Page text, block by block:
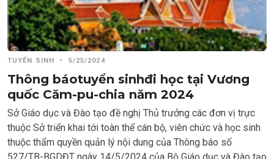
TUYỂN SINH • 5/25/2024
Thông báotuyển sinhđi học tại Vương
quốc Căm-pu-chia năm 2024
Sở Giáo dục và Đào tạo đề nghị Thủ trưởng các đơn vị trực
thuộc Sở triển khai tới toàn thể cán bộ, viên chức và học sinh
thuộc thẩm quyền quản lý nội dung của Thông báo số